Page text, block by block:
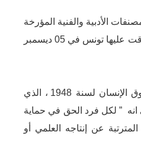
الأدبية والفنية المؤرخة
في 09 سبتمبر 1886 (صادقت عليها تونس في 05 ديسمبر
- الإعلان العالمي لحقوق الإنسان لسنة 1948 ، الذي
) منه على انه ” لكل فرد الحق في حماية
المترتبة عن إنتاجه العلمي أو